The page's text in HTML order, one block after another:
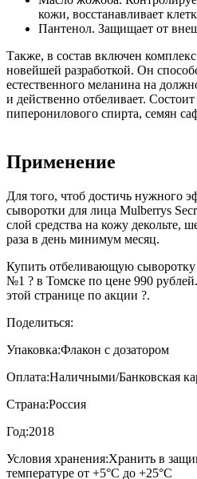
кожи, восстанавливает
Пантенол. Защищает от
Также, в состав включен
новейшей разработкой. Он
естественного меланина на
и действенно отбеливает.
пиперонилового спирта, семян
Применение
Для того, чтоб достичь нужного
сыворотки для лица Mulberrys
слой средства на кожу декольте,
раза в день минимум месяц.
Купить отбеливающую сыворотку
№1 ? в Томске по цене 990
этой странице по акции ?.
Поделиться:
Упаковка:Флакон с дозатором
Оплата:Наличными/Банковская
Страна:Россия
Год:2018
Условия хранения:Хранить в
температуре от +5°С до +25°С